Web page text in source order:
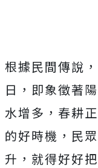
根據民間傳說
日，即象徵著
水增多，春耕
的好時機，民
升，就得好好